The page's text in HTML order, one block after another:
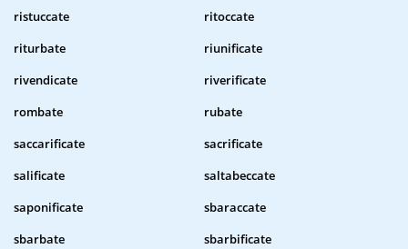
ristuccate
ritoccate
riturbate
riunificate
rivendicate
riverificate
rombate
rubate
saccarificate
sacrificate
salificate
saltabeccate
saponificate
sbaraccate
sbarbate
sbarbificate